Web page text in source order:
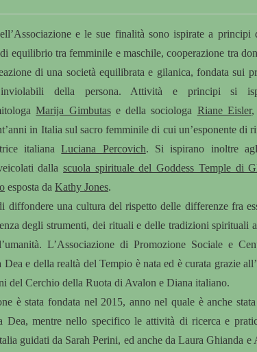
e le sue finalità sono ispirate a principi
equilibrio tra femminile e maschile, cooperazione tra
di una società equilibrata e gilanica, fondata sui
della persona. Attività e principi si
Marija Gimbutase della sociologa Riane Eisler,
in Italia sul sacro femminile di cui un’esponente di
italianaLuciana Percovich. Si ispirano inoltre
dallascuola spirituale del Goddess Temple di
esposta daKathy Jones.
diffondere una cultura del rispetto delle differenze fra
degli strumenti, dei rituali e delle tradizioni spirituali
L’Associazione di Promozione Sociale e
Dea e della realtà del Tempio è nata ed è curata grazie
del Cerchio della Ruota di Avalon e Diana italiano.
è stata fondata nel 2015, anno nel quale è anche
Dea, mentre nello specifico le attività di ricerca e
guidati da Sarah Perini, ed anche da Laura Ghianda